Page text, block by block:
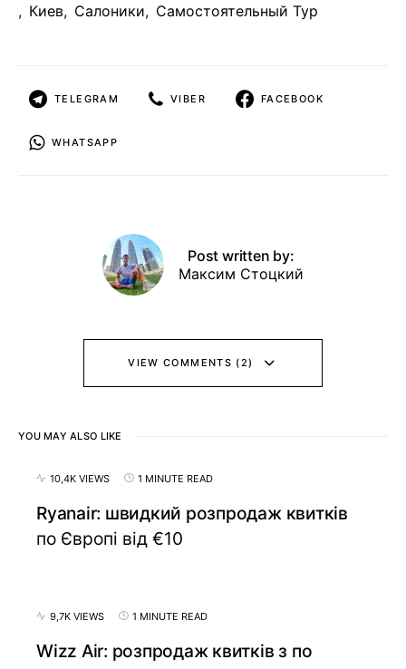
, Киев, Салоники, Самостоятельный Тур
TELEGRAM VIBER FACEBOOK
WHATSAPP
Post written by:
Максим Стоцкий
VIEW COMMENTS (2)
YOU MAY ALSO LIKE
10,4K VIEWS 1 MINUTE READ
Ryanair: швидкий розпродаж квитків
по Європі від €10
9,7K VIEWS 1 MINUTE READ
Wizz Air: розпродаж квитків з по